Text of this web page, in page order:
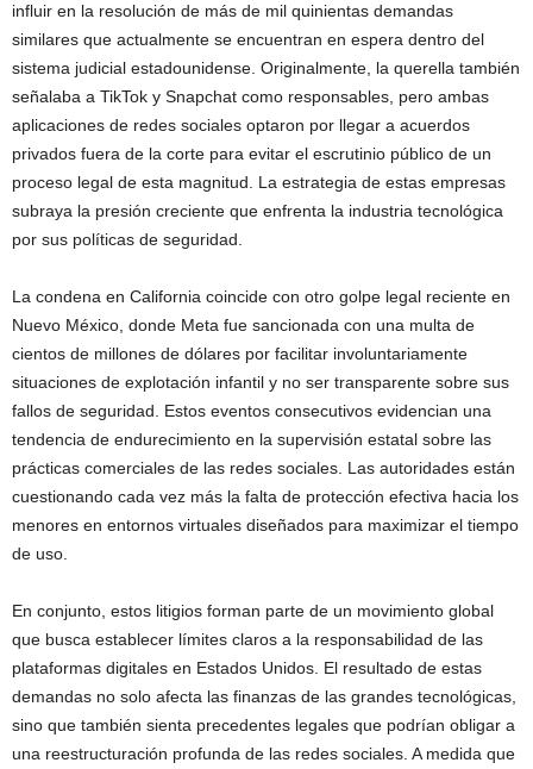
influir en la resolución de más de mil quinientas demandas
similares que actualmente se encuentran en espera dentro del
sistema judicial estadounidense. Originalmente, la querella también
señalaba a TikTok y Snapchat como responsables, pero ambas
aplicaciones de redes sociales optaron por llegar a acuerdos
privados fuera de la corte para evitar el escrutinio público de un
proceso legal de esta magnitud. La estrategia de estas empresas
subraya la presión creciente que enfrenta la industria tecnológica
por sus políticas de seguridad.
La condena en California coincide con otro golpe legal reciente en
Nuevo México, donde Meta fue sancionada con una multa de
cientos de millones de dólares por facilitar involuntariamente
situaciones de explotación infantil y no ser transparente sobre sus
fallos de seguridad. Estos eventos consecutivos evidencian una
tendencia de endurecimiento en la supervisión estatal sobre las
prácticas comerciales de las redes sociales. Las autoridades están
cuestionando cada vez más la falta de protección efectiva hacia los
menores en entornos virtuales diseñados para maximizar el tiempo
de uso.
En conjunto, estos litigios forman parte de un movimiento global
que busca establecer límites claros a la responsabilidad de las
plataformas digitales en Estados Unidos. El resultado de estas
demandas no solo afecta las finanzas de las grandes tecnológicas,
sino que también sienta precedentes legales que podrían obligar a
una reestructuración profunda de las redes sociales. A medida que